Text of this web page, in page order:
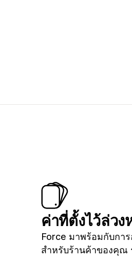
ค่าที่ตั้งไว้ล่วง
Force มาพร้อมกับกา
สำหรับร้านค้าของคุณ